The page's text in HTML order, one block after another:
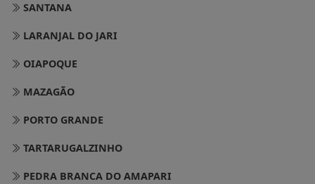
SANTANA
LARANJAL DO JARI
OIAPOQUE
MAZAGÃO
PORTO GRANDE
TARTARUGALZINHO
PEDRA BRANCA DO AMAPARI